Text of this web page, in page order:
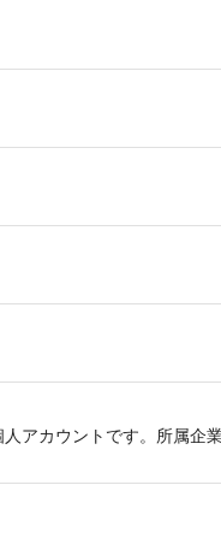
アカウントです。所属企